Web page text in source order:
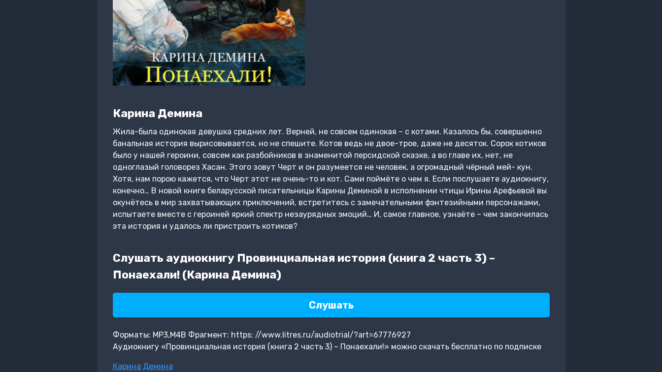
Карина Демина
Жила-была одинокая девушка средних лет. Верней, не совсем одинокая – с котами. Казалось бы, совершенно
банальная история вырисовывается, но не спешите. Котов ведь не двое-трое, даже не десяток. Сорок котиков
было у нашей героини, совсем как разбойников в знаменитой персидской сказке, а во главе их, нет, не
одноглазый головорез Хасан. Этого зовут Черт и он разумеется не человек, а огромадный чёрный мей- кун.
Хотя, нам порою кажется, что Черт этот не очень-то и кот. Сами поймёте о чем я. Если послушаете аудиокнигу,
конечно… В новой книге беларусской писательницы Карины Деминой в исполнении чтицы Ирины Арефьевой вы
окунётесь в мир захватывающих приключений, встретитесь с замечательными фэнтезийными персонажами,
испытаете вместе с героиней яркий спектр незаурядных эмоций… И, самое главное, узнаёте – чем закончилась
эта история и удалось ли пристроить котиков?
Слушать аудиокнигу Провинциальная история (книга 2 часть 3) –
Понаехали! (Карина Демина)
Слушать
Форматы: MP3,M4B Фрагмент: https: //www.litres.ru/audiotrial/?art=67776927
Аудиокнигу «Провинциальная история (книга 2 часть 3) – Понаехали!» можно скачать бесплатно по подписке
Метки
Карина Демина